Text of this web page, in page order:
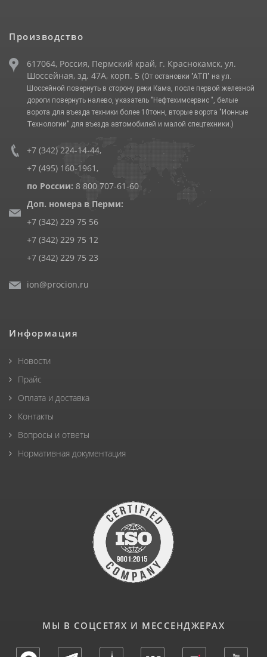
Производство
617064, Россия, Пермский край, г. Краснокамск, ул.
Шоссейная, зд. 47А, корп. 5 (От остановки "АТП" на ул.
Шоссейной повернуть в сторону реки Кама, после первой железной
дороги повернуть налево, указатель "Нефтехимсервис ", белые
ворота для въезда техники более 10тонн, вторые ворота "Ионные
Технологии" для въезда автомобилей и малой спецтехники.)
+7 (342) 224-14-44,
+7 (495) 160-1961 ,
по России: 8 800 707-61-60
Доп. номера в Перми:
+7 (342) 229 75 56
+7 (342) 229 75 12
+7 (342) 229 75 23
ion@procion.ru
Информация
Новости
Прайс
Оплата и доставка
Контакты
Вопросы и ответы
Нормативная документация
МЫ В СОЦСЕТЯХ И МЕССЕНДЖЕРАХ